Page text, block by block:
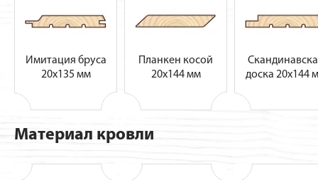
Имитация бруса
20х135 мм
Планкен косой
20х144 мм
доска 20х144
Материал кровли